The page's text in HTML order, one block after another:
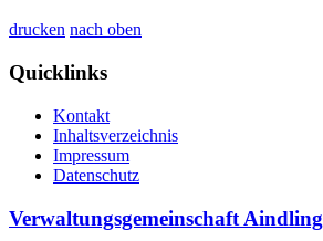
drucken nach oben
Quicklinks
Kontakt
Inhaltsverzeichnis
Impressum
Datenschutz
Verwaltungsgemeinschaft Aindling